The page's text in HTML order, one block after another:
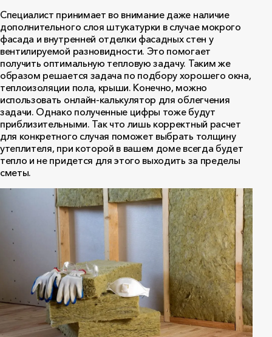
Специалист принимает во внимание даже наличие
дополнительного слоя штукатурки в случае мокрого
фасада и внутренней отделки фасадных стен у
вентилируемой разновидности. Это помогает
получить оптимальную тепловую задачу. Таким же
образом решается задача по подбору хорошего окна,
теплоизоляции пола, крыши. Конечно, можно
использовать онлайн-калькулятор для облегчения
задачи. Однако полученные цифры тоже будут
приблизительными. Так что лишь корректный расчет
для конкретного случая поможет выбрать толщину
утеплителя, при которой в вашем доме всегда будет
тепло и не придется для этого выходить за пределы
сметы.